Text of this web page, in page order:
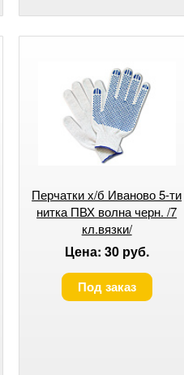
Перчатки х/б Иваново 5-ти
нитка ПВХ волна черн. /7
кл.вязки/
Цена: 30 руб.
Под заказ